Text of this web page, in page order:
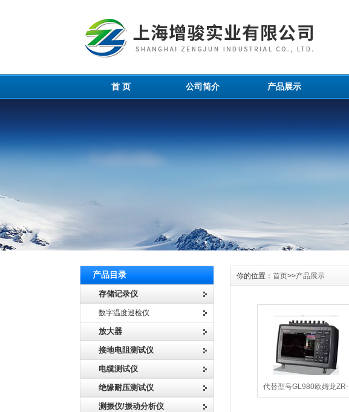
首 页 公司简介 产品展示
产品目录
存储记录仪
数字温度巡检仪
放大器
接地电阻测试仪
电缆测试仪
绝缘耐压测试仪
测振仪/振动分析仪
你的位置： 首页>>产品展示
代替型号GL980欧姆龙ZR-
RX70数据记录仪(停产)